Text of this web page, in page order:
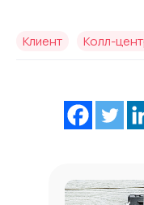
Клиент Колл-